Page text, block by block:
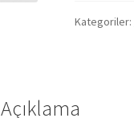
Kategoriler:
Açıklama